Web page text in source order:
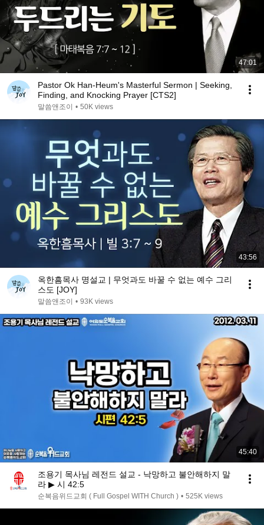
47:01
Pastor Ok Han-Heum's Masterful Sermon | Seeking,
Finding, and Knocking Prayer [CTS2]
말씀앤조이 • 50K views
43:56
옥한흠목사 명설교 | 무엇과도 바꿀 수 없는 예수 그리
스도 [JOY]
말씀앤조이 • 93K views
45:40
조용기 목사님 레전드 설교 - 낙망하고 불안해하지 말
라 ▶ 시 42:5
순복음위드교회 ( Full Gospel WITH Church ) • 525K views